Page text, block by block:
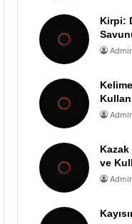
Kirpi:
ve